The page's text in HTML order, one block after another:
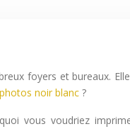
foyers et bureaux.
noir blanc ?
vous voudriez